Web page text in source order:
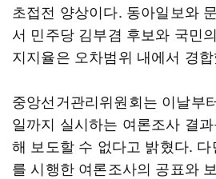
초접전 양상이다. 동아일보와
서 민주당 김부겸 후보와 국민
지지율은 오차범위 내에서 경
중앙선거관리위원회는 이날부
일까지 실시하는 여론조사 결
해 보도할 수 없다고 밝혔다.
를 시행한 여론조사의 공표와